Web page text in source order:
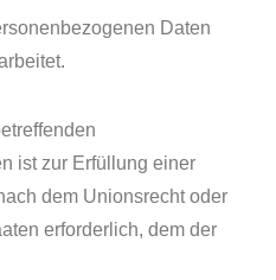
Daten
ist zur Erfüllung einer
dem Unionsrecht oder
erforderlich, dem der